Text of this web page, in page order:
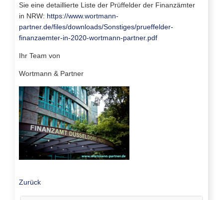
Sie eine detaillierte Liste der Prüffelder der Finanzämter
in NRW: https://www.wortmann-
partner.de/files/downloads/Sonstiges/prueffelder-
finanzaemter-in-2020-wortmann-partner.pdf
Ihr Team von
Wortmann & Partner
Zurück